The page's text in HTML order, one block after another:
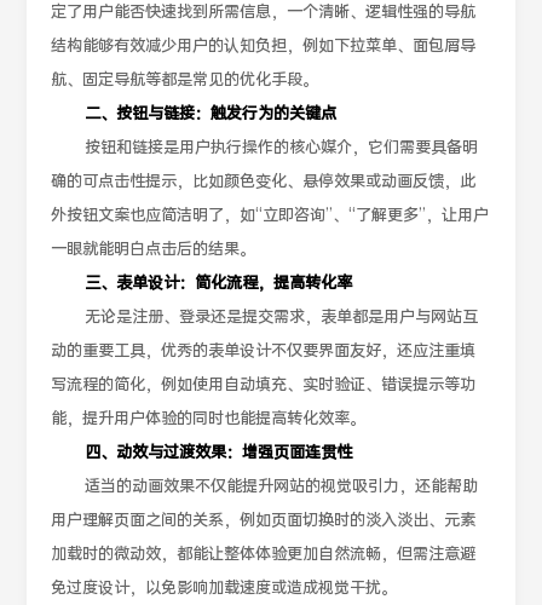
定了用户能否快速找到所需信息，一个清晰、逻辑性强的导航
结构能够有效减少用户的认知负担，例如下拉菜单、面包屑导
航、固定导航等都是常见的优化手段。
二、按钮与链接：触发行为的关键点
按钮和链接是用户执行操作的核心媒介，它们需要具备明
确的可点击性提示，比如颜色变化、悬停效果或动画反馈，此
外按钮文案也应简洁明了，如“立即咨询”、“了解更多”，让用户
一眼就能明白点击后的结果。
三、表单设计：简化流程，提高转化率
无论是注册、登录还是提交需求，表单都是用户与网站互
动的重要工具，优秀的表单设计不仅要界面友好，还应注重填
写流程的简化，例如使用自动填充、实时验证、错误提示等功
能，提升用户体验的同时也能提高转化效率。
四、动效与过渡效果：增强页面连贯性
适当的动画效果不仅能提升网站的视觉吸引力，还能帮助
用户理解页面之间的关系，例如页面切换时的淡入淡出、元素
加载时的微动效，都能让整体体验更加自然流畅，但需注意避
免过度设计，以免影响加载速度或造成视觉干扰。